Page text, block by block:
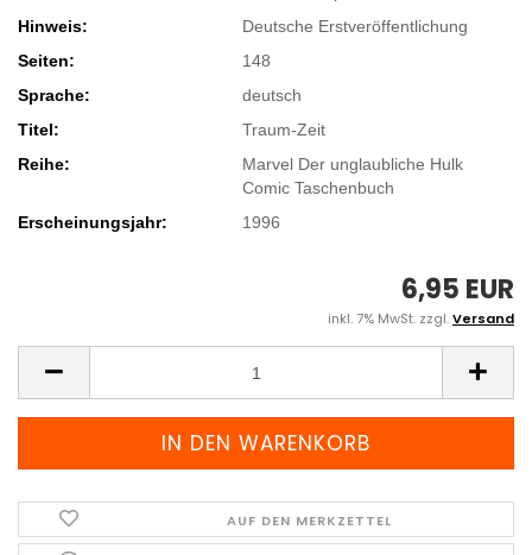
Hinweis:
Deutsche Erstveröffentlichung
Seiten:
148
Sprache:
deutsch
Titel:
Traum-Zeit
Reihe:
Marvel Der unglaubliche Hulk
Comic Taschenbuch
Erscheinungsjahr:
1996
6,95 EUR
inkl. 7% MwSt. zzgl.Versand
AUF DEN MERKZETTEL